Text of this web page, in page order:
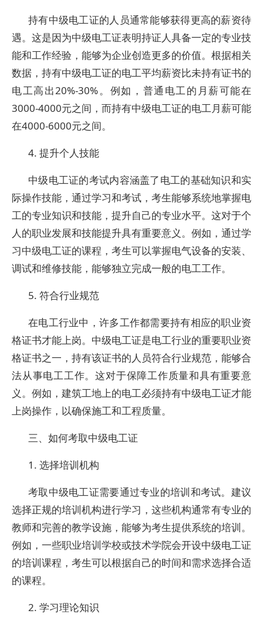
持有中级电工证的人员通常能够获得更高的薪资待
遇。这是因为中级电工证表明持证人具备一定的专业技
能和工作经验，能够为企业创造更多的价值。根据相关
数据，持有中级电工证的电工平均薪资比未持有证书的
电工高出20%-30%。例如，普通电工的月薪可能在
3000-4000元之间，而持有中级电工证的电工月薪可能
在4000-6000元之间。
4. 提升个人技能
中级电工证的考试内容涵盖了电工的基础知识和实
际操作技能，通过学习和考试，考生能够系统地掌握电
工的专业知识和技能，提升自己的专业水平。这对于个
人的职业发展和技能提升具有重要意义。例如，通过学
习中级电工证的课程，考生可以掌握电气设备的安装、
调试和维修技能，能够独立完成一般的电工工作。
5. 符合行业规范
在电工行业中，许多工作都需要持有相应的职业资
格证书才能上岗。中级电工证是电工行业的重要职业资
格证书之一，持有该证书的人员符合行业规范，能够合
法从事电工工作。这对于保障工作质量和具有重要意
义。例如，建筑工地上的电工必须持有中级电工证才能
上岗操作，以确保施工和工程质量。
三、如何考取中级电工证
1. 选择培训机构
考取中级电工证需要通过专业的培训和考试。建议
选择正规的培训机构进行学习，这些机构通常有专业的
教师和完善的教学设施，能够为考生提供系统的培训。
例如，一些职业培训学校或技术学院会开设中级电工证
的培训课程，考生可以根据自己的时间和需求选择合适
的课程。
2. 学习理论知识